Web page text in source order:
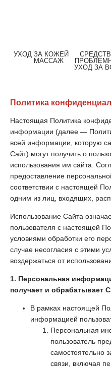
УХОД ЗА КОЖЕЙ
МАССАЖ
УХОД ЗА
Политика
Настоящая Политика
информации (далее —
всей информации, которую
Сайт) могут получить о
использования им сайта.
предоставление
соответствии с настоящей
одним из лиц, входящих,
Использование Сайта
пользователя с настоящей
условиями обработки его
случае несогласия с этими
воздержаться от
1. Персональная
получает и обрабатывает
В рамках настоящей
информацией
Персональная
пользователь
самостоятельно
связи, включая